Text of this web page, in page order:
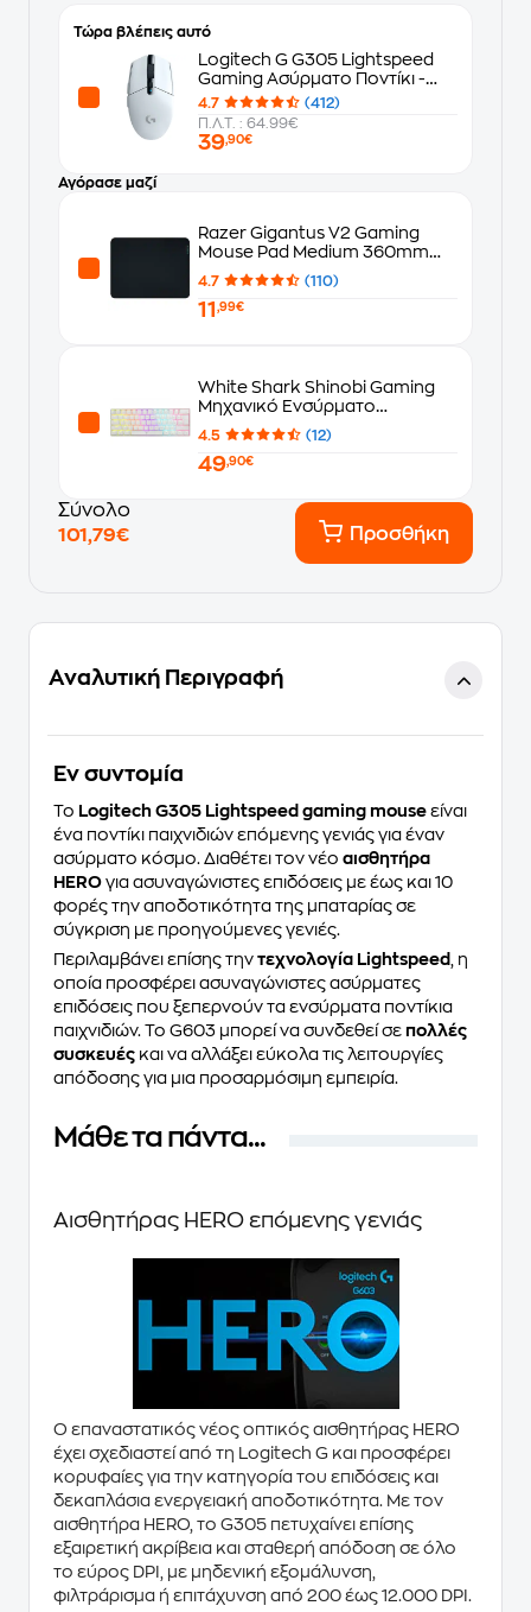
Τώρα βλέπεις αυτό
Logitech G G305 Lightspeed
Gaming Ασύρματο Ποντίκι -
Λευκό
4.7
(412)
Π.Λ.Τ. : 64.99€
39,90€
Αγόρασε μαζί
Razer Gigantus V2 Gaming
Mouse Pad Medium 360mm
Μαύρο
4.7 (110)
11 ,99€
White Shark Shinobi Gaming
Μηχανικό Ενσύρματο
Πληκτρολόγιο 60% με Outemu
Blue διακόπτες και RGB Λευκό
(US)
4.5 (12)
49,90€
Σύνολο
101,79€
Προσθήκη
Αναλυτική Περιγραφή
Eν συντομία
Το Logitech G305 Lightspeed gaming mouse είναι
ένα ποντίκι παιχνιδιών επόμενης γενιάς για έναν
ασύρματο κόσμο. Διαθέτει τον νέο αισθητήρα
HERO για ασυναγώνιστες επιδόσεις με έως και 10
φορές την αποδοτικότητα της μπαταρίας σε
σύγκριση με προηγούμενες γενιές.
Περιλαμβάνει επίσης την τεχνολογία Lightspeed
, η
οποία προσφέρει ασυναγώνιστες ασύρματες
επιδόσεις που ξεπερνούν τα ενσύρματα ποντίκια
παιχνιδιών. Το G603 μπορεί να συνδεθεί σε πολλές
συσκευές και να αλλάξει εύκολα τις λειτουργίες
απόδοσης για μια προσαρμόσιμη εμπειρία.
Μάθε τα πάντα...
Αισθητήρας HERO επόμενης γενιάς
Ο επαναστατικός νέος οπτικός αισθητήρας HERO
έχει σχεδιαστεί από τη Logitech G και προσφέρει
κορυφαίες για την κατηγορία του επιδόσεις και
δεκαπλάσια ενεργειακή αποδοτικότητα. Με τον
αισθητήρα HERO, το G305 πετυχαίνει επίσης
εξαιρετική ακρίβεια και σταθερή απόδοση σε όλο
το εύρος DPI, με μηδενική εξομάλυνση
φιλτράρισμα ή επιτάχυνση από 200 έως 12.000 DPI.